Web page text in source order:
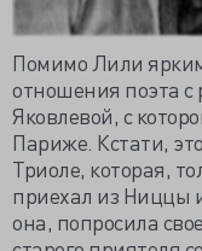
Помимо Лили
отношения поэта с
Яковлевой, с
Париже. Кстати,
Триоле, которая,
приехал из Ниццы
она, попросила